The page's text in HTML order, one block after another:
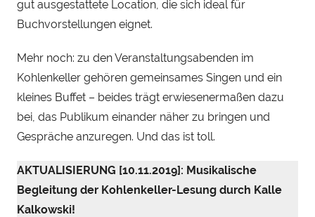
gut ausgestattete Location, die sich ideal für
Buchvorstellungen eignet.
Mehr noch: zu den Veranstaltungsabenden im
Kohlenkeller gehören gemeinsames Singen und ein
kleines Buffet – beides trägt erwiesenermaßen dazu
bei, das Publikum einander näher zu bringen und
Gespräche anzuregen. Und das ist toll.
AKTUALISIERUNG [10.11.2019]: Musikalische
Begleitung der Kohlenkeller-Lesung durch Kalle
Kalkowski!